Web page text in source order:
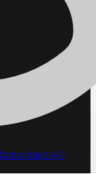
vince 4-1